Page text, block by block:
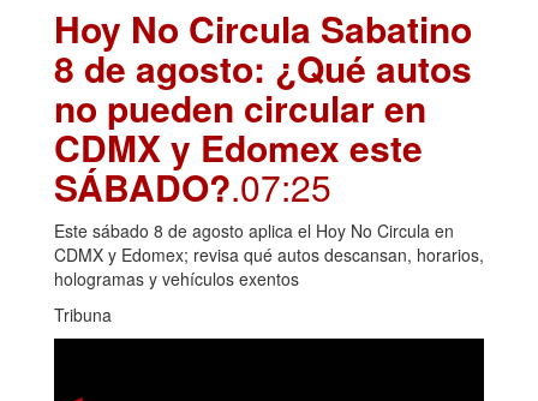
Hoy No Circula Sabatino
8 de agosto: ¿Qué autos
no pueden circular en
CDMX y Edomex este
SÁBADO?.07:25
Este sábado 8 de agosto aplica el Hoy No Circula en
CDMX y Edomex; revisa qué autos descansan, horarios,
hologramas y vehículos exentos
Tribuna